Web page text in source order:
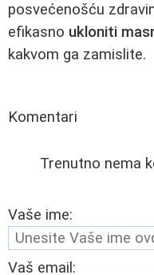
posvećenošću
efikasno ukloniti
kakvom ga zamislite.
Komentari
Trenutno nema
Vaše ime:
Vaš email: